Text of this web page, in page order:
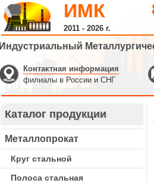
ИМК
2011 - 2026 г.
Индустриальный
Контактная информация
филиалы в России и СНГ
Каталог продукции
Металлопрокат
Круг стальной
Полоса стальная